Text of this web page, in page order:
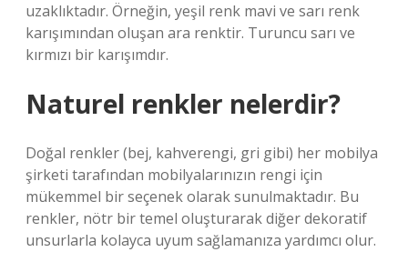
uzaklıktadır. Örneğin, yeşil renk mavi ve sarı renk
karışımından oluşan ara renktir. Turuncu sarı ve
kırmızı bir karışımdır.
Naturel renkler nelerdir?
Doğal renkler (bej, kahverengi, gri gibi) her mobilya
şirketi tarafından mobilyalarınızın rengi için
mükemmel bir seçenek olarak sunulmaktadır. Bu
renkler, nötr bir temel oluşturarak diğer dekoratif
unsurlarla kolayca uyum sağlamanıza yardımcı olur.